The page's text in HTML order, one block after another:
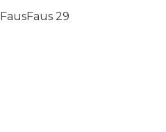
FausFaus 29